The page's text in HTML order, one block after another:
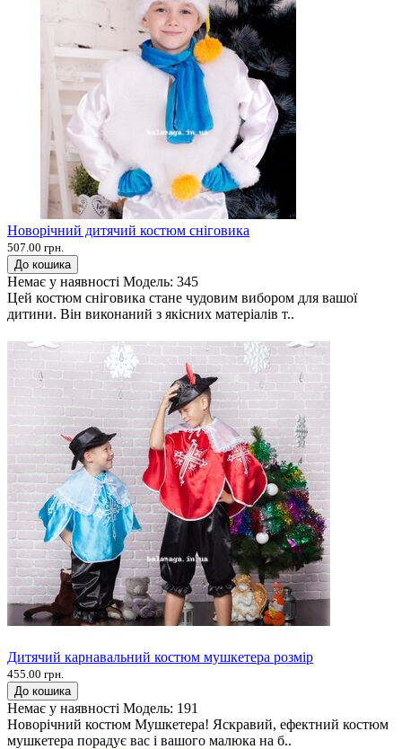
Новорічний дитячий костюм сніговика
507.00 грн.
До кошика
Немає у наявності Модель: 345
Цей костюм сніговика стане чудовим вибором для вашої
дитини. Він виконаний з якісних матеріалів т..
Дитячий карнавальний костюм мушкетера розмір
455.00 грн.
До кошика
Немає у наявності Модель: 191
Новорічний костюм Мушкетера! Яскравий, ефектний костюм
мушкетера порадує вас і вашого малюка на б..